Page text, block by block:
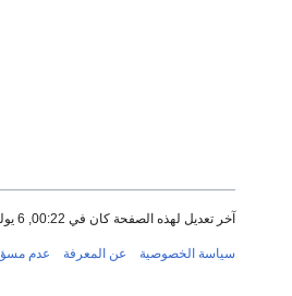
آخر تعديل لهذه الصفحة كان في 00:22, 6 يوليو 2018.
سياسة الخصوصية عن المعرفة عدم